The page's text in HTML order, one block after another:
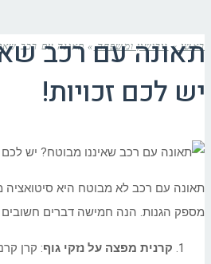
ראשי » גירושין ומשפחה » תאונה עם רכב
תאונה עם רכב
יש לכם זכויות!
תאונה עם רכב לא מבוטח היא
מספק הגנות. הנה חמישה דברים חשובים
קרנית מפצה על נזקי גוף: קרן